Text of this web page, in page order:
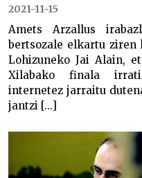
2021-11-15
Amets Arzallus
bertsozale elkartu ziren
Lohizuneko Jai Alain,
Xilabako finala
internetez jarraitu
jantzi [...]